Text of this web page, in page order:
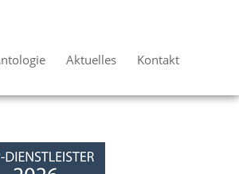
Aktuelles Kontakt
Mundwerk